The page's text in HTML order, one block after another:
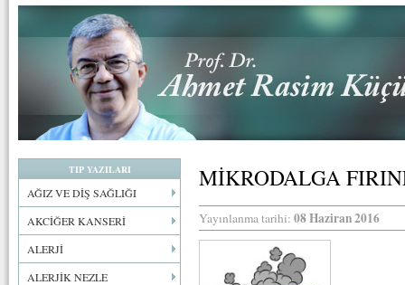
TIP YAZILARI
AĞIZ VE DİŞ SAĞLIĞI
AKCİĞER KANSERİ
ALERJİ
ALERJİK NEZLE
MİKRODALGA
Yayınlanma tarihi: 08 Haziran 2016